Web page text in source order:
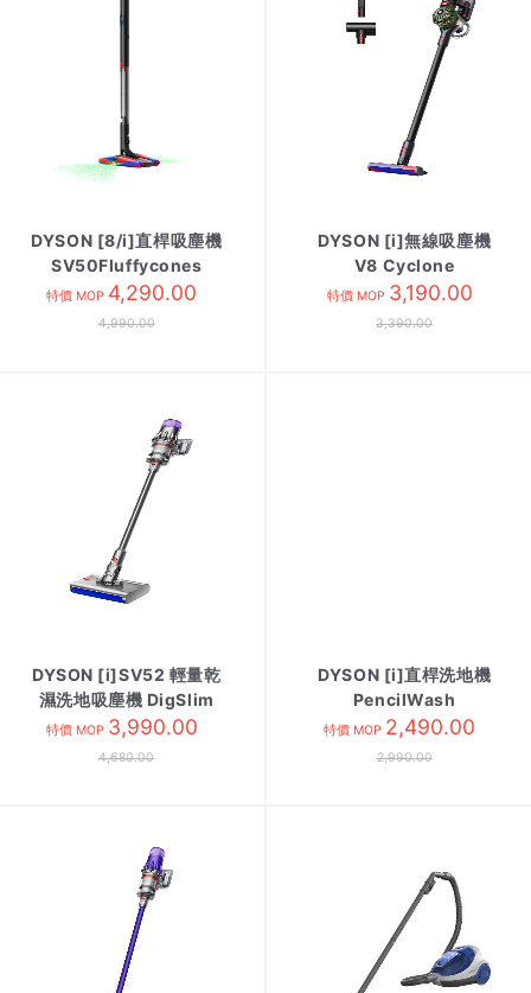
DYSON [8/i]直桿吸塵機
SV50Fluffycones
特價 MOP 4,290.00
4,990.00
DYSON [i]無線吸塵機
V8 Cyclone
特價 MOP 3,190.00
3,390.00
DYSON [i]SV52 輕量乾
濕洗地吸塵機 DigSlim
Sub
特價 MOP 3,990.00
4,680.00
DYSON [i]直桿洗地機
PencilWash
特價 MOP 2,490.00
2,990.00